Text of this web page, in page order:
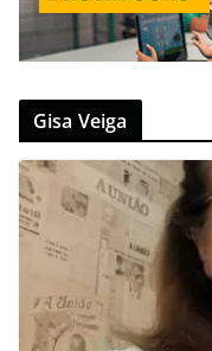
Gisa Veiga